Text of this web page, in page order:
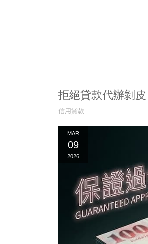
拒絕貸款代辦剝
信用貸款
MAR
09
2026